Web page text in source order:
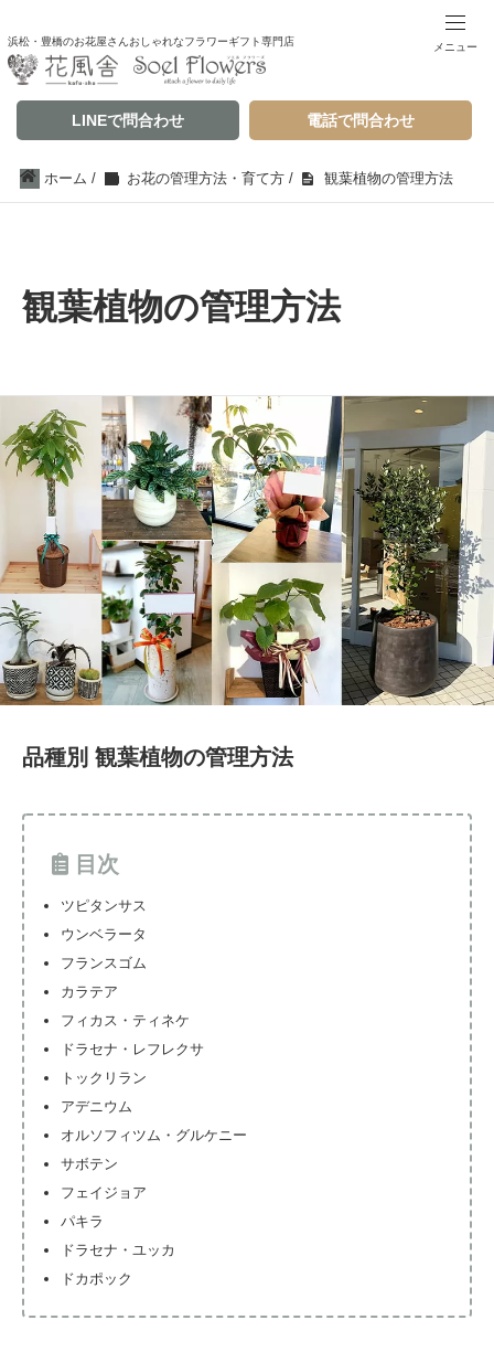
浜松・豊橋のお花屋さんおしゃれなフラワーギフト専門店
LINEで問合わせ 電話で問合わせ
メニュー
ホーム / お花の管理方法・育て方 / 観葉植物の管理方法
観葉植物の管理方法
品種別 観葉植物の管理方法
目次
ツピタンサス
ウンベラータ
フランスゴム
カラテア
フィカス・ティネケ
ドラセナ・レフレクサ
トックリラン
アデニウム
オルソフィツム・グルケニー
サボテン
フェイジョア
パキラ
ドラセナ・ユッカ
ドカポック